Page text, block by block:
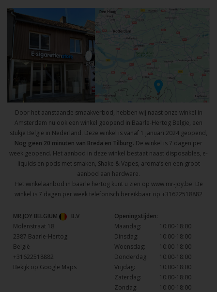
Door het aanstaande smaakverbod, hebben wij naast onze winkel in
Amsterdam nu ook een winkel geopend in Baarle-Hertog Belgie, een
stukje Belgie in Nederland. Deze winkel is vanaf 1 januari 2024 geopend,
Nog geen 20 minuten van Breda en Tilburg. De winkel is 7 dagen per
week geopend. Het aanbod in deze winkel bestaat naast disposables, e-
liquids en pods met smaken, Shake & Vapes, aroma’s en een groot
aanbod aan hardware.
Het winkelaanbod in baarle hertog kunt u zien op www.mr-joy.be. De
winkel is 7 dagen per week telefonisch bereikbaar op +31622518882
MR.JOY BELGIUM
B.V
Molenstraat 18
2387 Baarle-Hertog
België
+31622518882
Bekijk op Google Maps
Openingstijden:
Maandag:
10:00-18:00
Dinsdag:
10:00-18:00
Woensdag:
10:00-18:00
Donderdag:
10:00-18:00
Vrijdag:
10:00-18:00
Zaterdag:
10:00-18:00
Zondag:
10:00-18:00